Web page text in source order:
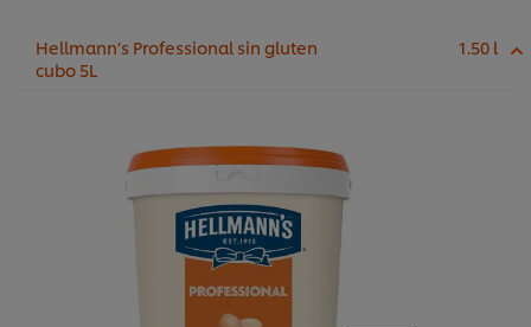
Hellmann’s Professional sin gluten
cubo 5L
1.50 l